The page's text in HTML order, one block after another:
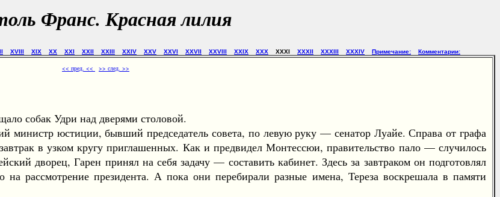
Франс. Красная лилия
XVIII XIX XX XXI XXII XXIII XXIV XXV XXVI XXVII XXVIII XXIX XXX XXXI XXXII XXXIII XXXIV Примечание: Комментарии:
<< пред. << >> след. >>
собак Удри над дверями столовой.
юстиции, бывший председатель совета, по левую руку — сенатор Луайе. Справа от графа
в узком кругу приглашенных. Как и предвидел Монтессюи, правительство пало — случилось
дворец, Гарен принял на себя задачу — составить кабинет. Здесь за завтраком он подготовлял
на рассмотрение президента. А пока они перебирали разные имена, Тереза воскрешала в памяти